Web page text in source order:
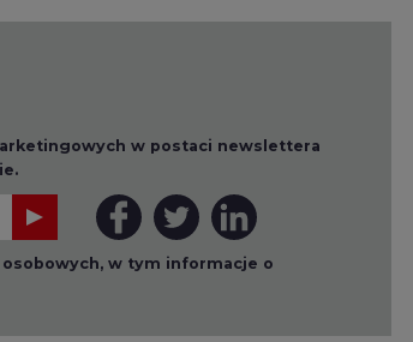
w postaci newslettera
w tym informacje o